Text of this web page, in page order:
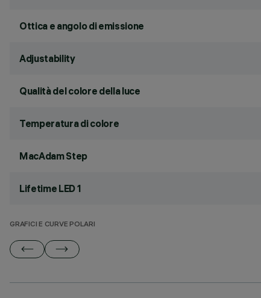
Ottica e angolo di emissione
Adjustability
Qualità del colore della luce
Temperatura di colore
MacAdam Step
Lifetime LED 1
GRAFICI E CURVE POLARI